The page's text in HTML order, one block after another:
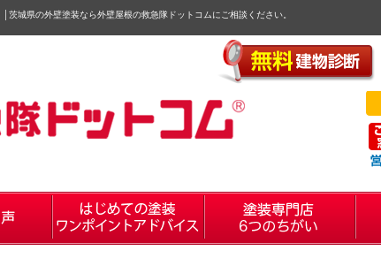
茨城県の外壁塗装なら外壁屋根の救急隊ドットコムにご相談ください。